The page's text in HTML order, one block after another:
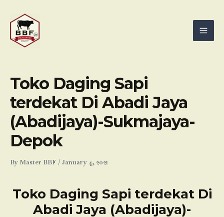
content
Toko Daging Sapi
terdekat Di Abadi Jaya
(Abadijaya)-Sukmajaya-
Depok
By Master BBF /January 4, 2021
Toko Daging Sapi terdekat Di
Abadi Jaya (Abadijaya)-